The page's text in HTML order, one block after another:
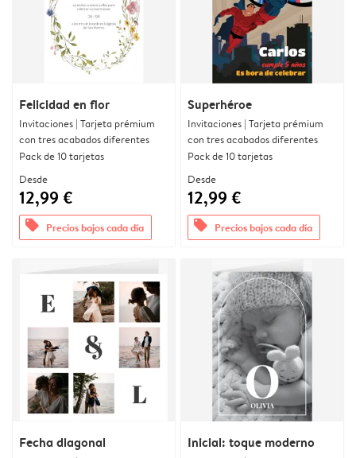
Felicidad en flor
Invitaciones | Tarjeta prémium
con tres acabados diferentes
Pack de 10 tarjetas
Desde
12,99 €
offers Precios bajos cada día
Superhéroe
Invitaciones | Tarjeta prémium
con tres acabados diferentes
Pack de 10 tarjetas
Desde
12,99 €
offers Precios bajos cada día
Fecha diagonal Inicial: toque moderno